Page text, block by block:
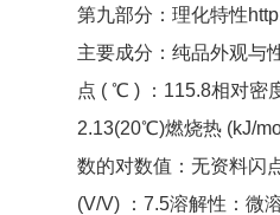
第九部分：理化特性
主要成分：纯品外观与
点 ( ℃ ) ：115.8相对密
2.13(20℃)燃烧热 (kJ/
数的对数值：无资料闪
(V/V) ：7.5溶解性：微